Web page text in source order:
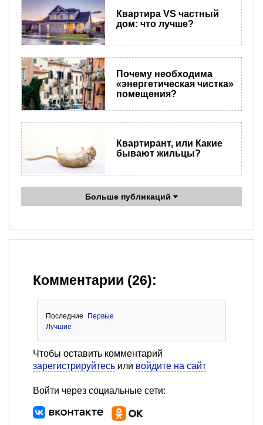
Квартира VS частный
дом: что лучше?
Почему необходима
«энергетическая чистка»
помещения?
Квартирант, или Какие
бывают жильцы?
Больше публикаций
Комментарии (26):
Последние
Первые
Лучшие
Чтобы оставить комментарий
зарегистрируйтесь или войдите на сайт
Войти через социальные сети: